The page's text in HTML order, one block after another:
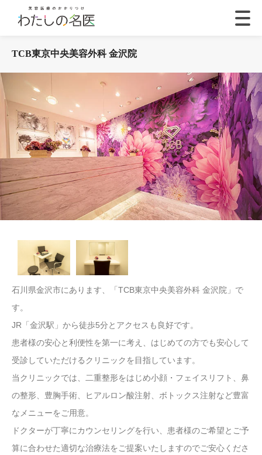
TCB東京中央美容外科 金沢院
石川県金沢市にあります、「TCB東京中央美容外科 金沢院」で
す。
JR「金沢駅」から徒歩5分とアクセスも良好です。
患者様の安心と利便性を第一に考え、はじめての方でも安心して
受診していただけるクリニックを目指しています。
当クリニックでは、二重整形をはじめ小顔・フェイスリフト、鼻
の整形、豊胸手術、ヒアルロン酸注射、ボトックス注射など豊富
なメニューをご用意。
ドクターが丁寧にカウンセリングを行い、患者様のご希望とご予
算に合わせた適切な治療法をご提案いたしますのでご安心くださ